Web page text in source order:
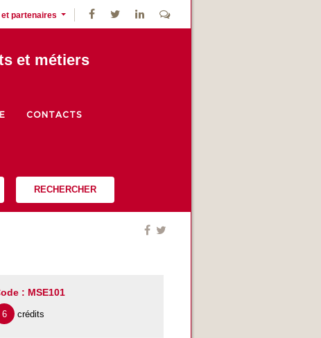
partenaires
et métiers
CONTACTS
RECHERCHER
: MSE101
6 crédits